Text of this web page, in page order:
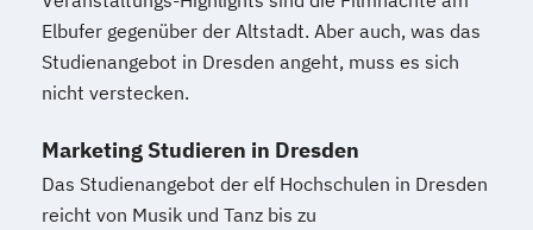
Elbufer gegenüber der Altstadt. Aber auch, was das
Studienangebot in Dresden angeht, muss es sich
nicht verstecken.
Marketing Studieren in Dresden
Das Studienangebot der elf Hochschulen in Dresden
reicht von Musik und Tanz bis zu